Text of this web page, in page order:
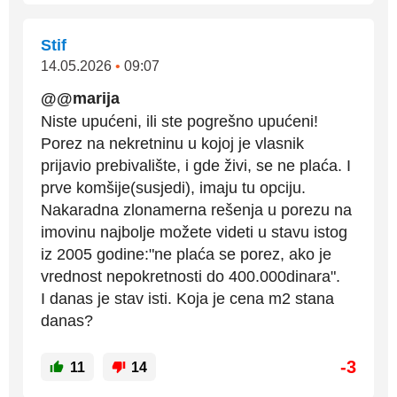
Stif
14.05.2026 • 09:07
@@marija
Niste upućeni, ili ste pogrešno upućeni!
Porez na nekretninu u kojoj je vlasnik
prijavio prebivalište, i gde živi, se ne plaća. I
prve komšije(susjedi), imaju tu opciju.
Nakaradna zlonamerna rešenja u porezu na
imovinu najbolje možete videti u stavu istog
iz 2005 godine:"ne plaća se porez, ako je
vrednost nepokretnosti do 400.000dinara".
I danas je stav isti. Koja je cena m2 stana
danas?
11 14 -3